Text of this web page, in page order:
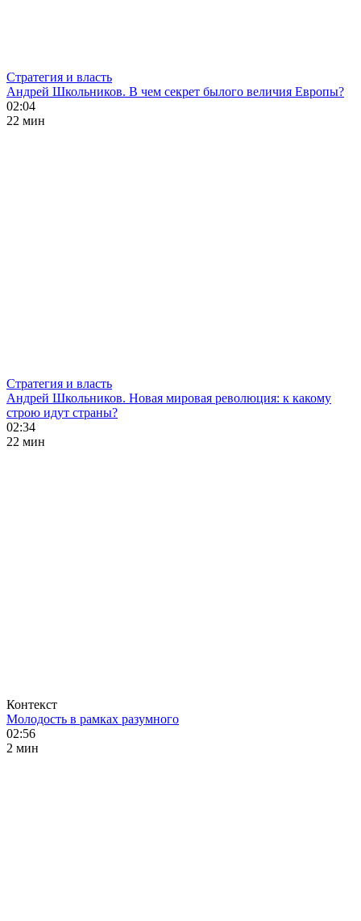
Стратегия и власть
Андрей Школьников. В чем секрет былого величия Европы?
02:04
22 мин
Стратегия и власть
Андрей Школьников. Новая мировая революция: к какому
строю идут страны?
02:34
22 мин
Контекст
Молодость в рамках разумного
02:56
2 мин